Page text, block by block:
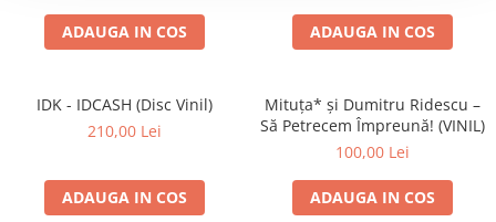
ADAUGA IN COS ADAUGA IN COS
IDK - IDCASH (Disc Vinil)
210,00 Lei
ADAUGA IN COS
Mituța* și Dumitru Ridescu –
Să Petrecem Împreună! (VINIL)
100,00 Lei
ADAUGA IN COS